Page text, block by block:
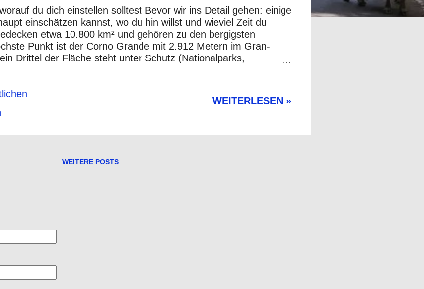
du dich einstellen solltest Bevor wir ins Detail gehen: einige
einschätzen kannst, wo du hin willst und wieviel Zeit du
etwa 10.800 km² und gehören zu den bergigsten
Punkt ist der Corno Grande mit 2.912 Metern im Gran-
Drittel der Fläche steht unter Schutz (Nationalparks,
und Kulturorten macht die Abruzzen für Fotografie unglaublich
nicht alles sehen. Plane also Schwerpunkte. Worauf du bei
achten solltest Kurze Tips, damit deine Fotos besser werden:
WEITERLESEN »
WEITERE POSTS